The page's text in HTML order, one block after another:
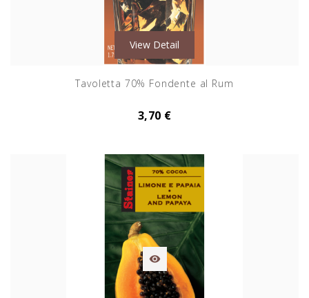
View Detail
Tavoletta 70% Fondente al Rum
3,70 €
